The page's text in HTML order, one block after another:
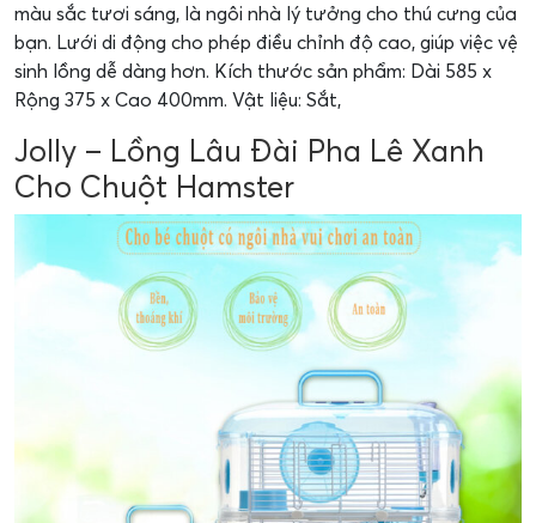
màu sắc tươi sáng, là ngôi nhà lý tưởng cho thú cưng của
bạn. Lưới di động cho phép điều chỉnh độ cao, giúp việc vệ
sinh lồng dễ dàng hơn. Kích thước sản phẩm: Dài 585 x
Rộng 375 x Cao 400mm. Vật liệu: Sắt,
Jolly – Lồng Lâu Đài Pha Lê Xanh
Cho Chuột Hamster